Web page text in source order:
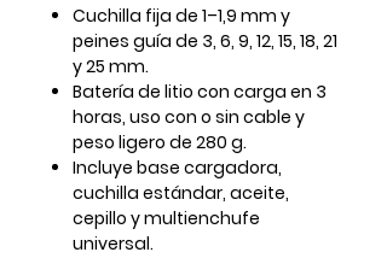
Cuchilla fija de 1–1,9 mm y
peines guía de 3, 6, 9, 12, 15, 18, 21
y 25 mm.
Batería de litio con carga en 3
horas, uso con o sin cable y
peso ligero de 280 g.
Incluye base cargadora,
cuchilla estándar, aceite,
cepillo y multienchufe
universal.